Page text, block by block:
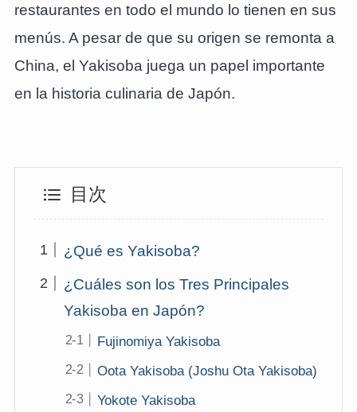
restaurantes en todo el mundo lo tienen en sus
menús. A pesar de que su origen se remonta a
China, el Yakisoba juega un papel importante
en la historia culinaria de Japón.
目次
¿Qué es Yakisoba?
¿Cuáles son los Tres Principales
Yakisoba en Japón?
Fujinomiya Yakisoba
Oota Yakisoba (Joshu Ota Yakisoba)
Yokote Yakisoba